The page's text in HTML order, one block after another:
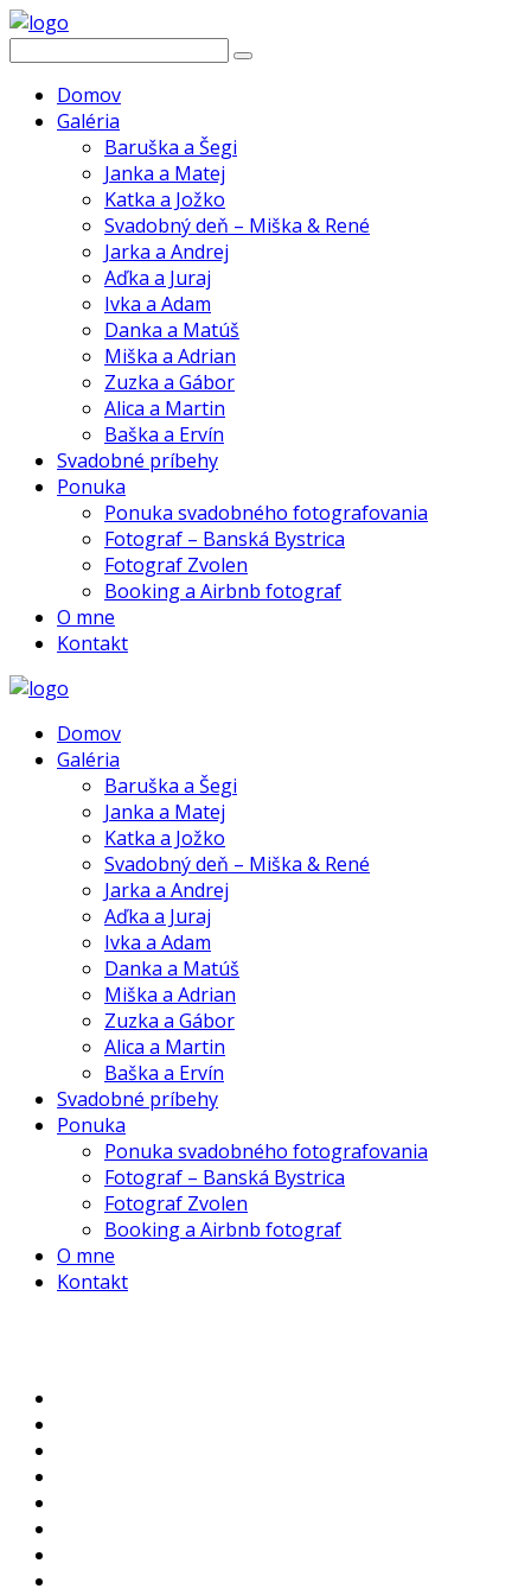
Domov
Galéria
Baruška a Šegi
Janka a Matej
Katka a Jožko
Svadobný deň – Miška & René
Jarka a Andrej
Aďka a Juraj
Ivka a Adam
Danka a Matúš
Miška a Adrian
Zuzka a Gábor
Alica a Martin
Baška a Ervín
Svadobné príbehy
Ponuka
Ponuka svadobného fotografovania
Fotograf – Banská Bystrica
Fotograf Zvolen
Booking a Airbnb fotograf
O mne
Kontakt
Domov
Galéria
Baruška a Šegi
Janka a Matej
Katka a Jožko
Svadobný deň – Miška & René
Jarka a Andrej
Aďka a Juraj
Ivka a Adam
Danka a Matúš
Miška a Adrian
Zuzka a Gábor
Alica a Martin
Baška a Ervín
Svadobné príbehy
Ponuka
Ponuka svadobného fotografovania
Fotograf – Banská Bystrica
Fotograf Zvolen
Booking a Airbnb fotograf
O mne
Kontakt